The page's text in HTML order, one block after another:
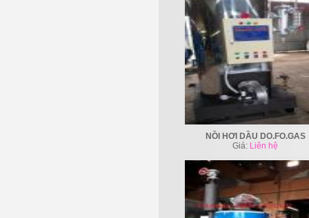
NỒI HƠI DẦU DO.FO.GAS
Giá: Liên hệ